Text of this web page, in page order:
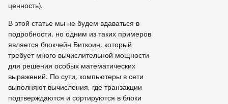
ценность).
В этой статье мы не будем вдаваться в
подробности, но одним из таких примеров
является блокчейн Биткоин, который
требует много вычислительной мощности
для решения особых математических
выражений. По сути, компьютеры в сети
выполняют вычисления, где транзакции
подтверждаются и сортируются в блоки